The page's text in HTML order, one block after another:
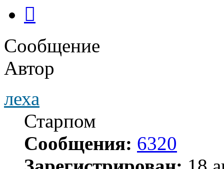
Сообщение
Автор
леха
Старпом
Сообщения: 6320